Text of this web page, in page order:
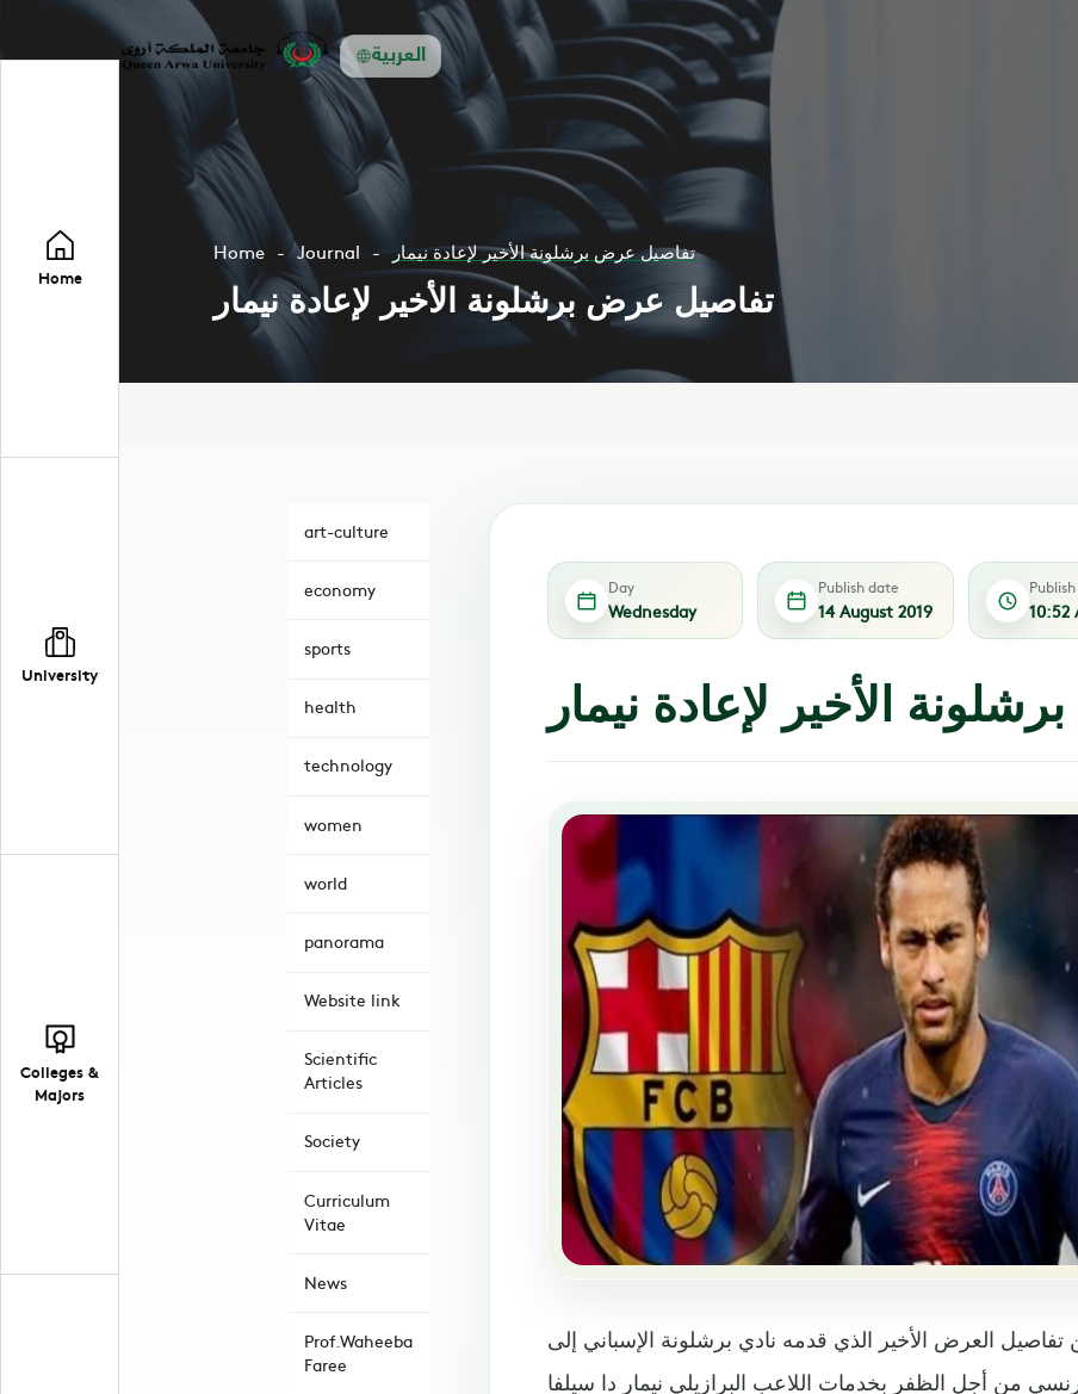
العربية
Home
University
Colleges &
Majors
Home Journal تفاصيل عرض برشلونة الأخير لإعادة نيمار
تفاصيل عرض برشلونة الأخير لإعادة نيمار
art-culture
economy
sports
health
technology
women
world
panorama
Website link
Scientific
Articles
Society
Curriculum
Vitae
News
Prof.Waheeba
Faree
Day
Wednesday
Publish date
14 August 2019 10:52
الأخير لإعادة نيمار
العرض الأخير الذي قدمه نادي برشلونة الإسباني إلى